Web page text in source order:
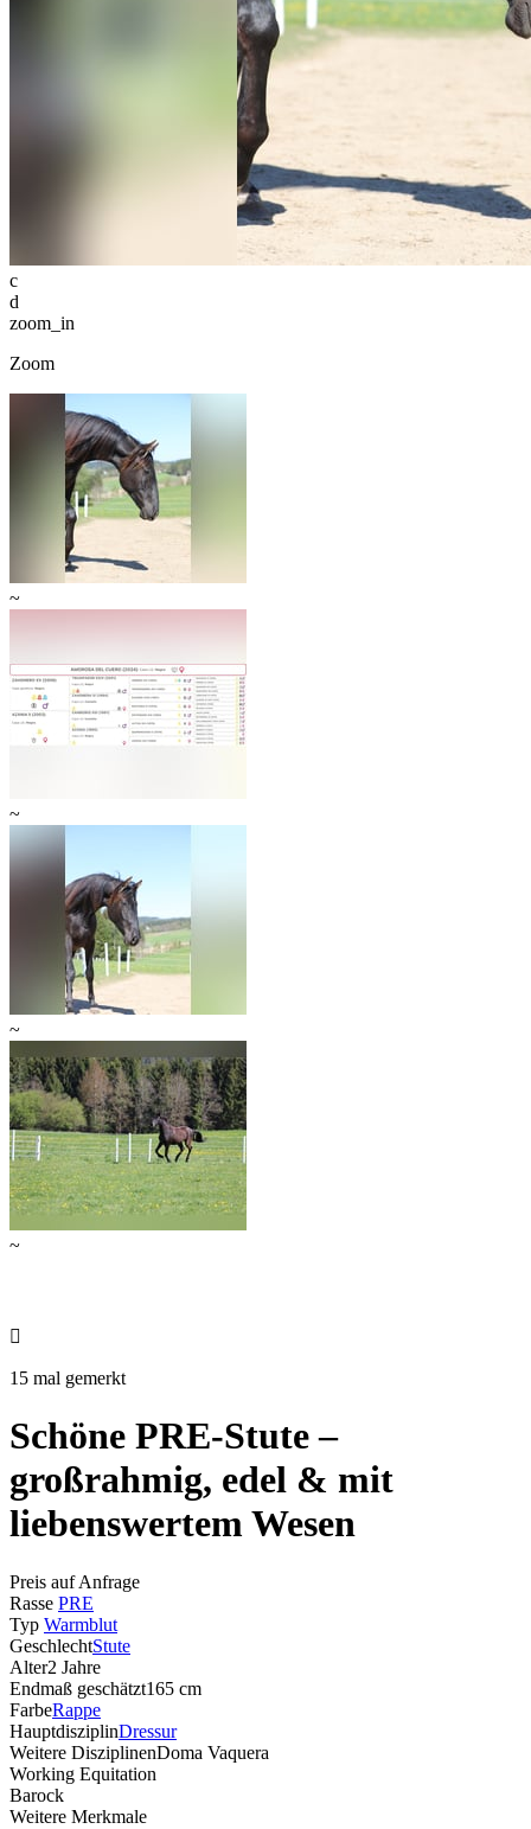
c
d
zoom_in
Zoom
~
~
~
~

15 mal gemerkt
Schöne PRE-Stute –
großrahmig, edel & mit
liebenswertem Wesen
Preis auf Anfrage
Rasse PRE
Typ Warmblut
GeschlechtStute
Alter2 Jahre
Endmaß geschätzt165 cm
FarbeRappe
HauptdisziplinDressur
Weitere DisziplinenDoma Vaquera
Working Equitation
Barock
Weitere Merkmale